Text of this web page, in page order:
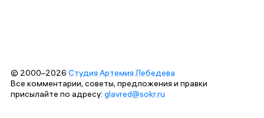
© 2000–2026 Студия Артемия Лебедева
Все комментарии, советы, предложения и правки
присылайте по адресу: glavred@sokr.ru